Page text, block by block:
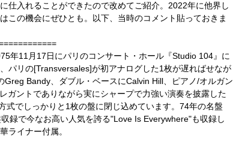
仕入れることができたので改めてご紹介。2022年に他界し
この機会にぜひとも。以下、当時のコメント貼っておきま
年11月17日にパリのコンサート・ホール『Studio 104』に
パリの[Transversales]が初アナログした1枚が遅ればせなが
Bandy、ダブル・ベースにCalvin Hill、ピアノ/オルガン
ガントでありながら実にシャープで力強い演奏を披露した
でしっかりと1枚の盤に閉じ込めています。74年の名盤
録で今なお高い人気を誇る"Love Is Everywhere"も収録し
ライナー付属。